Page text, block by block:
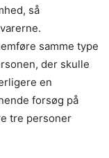
så
samme type
der skulle
en
forsøg på
tre personer